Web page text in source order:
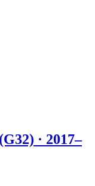
· 2017–